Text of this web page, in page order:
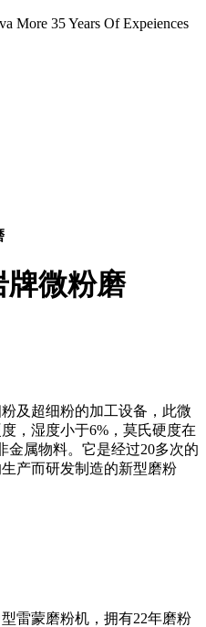
More 35 Years Of Expeiences
牌微粉磨
及超细粉的加工设备，此微
，湿度小于6%，莫氏硬度在
金属物料。它是经过20多次的
产而研发制造的新型磨粉
雷蒙磨粉机，拥有22年磨粉